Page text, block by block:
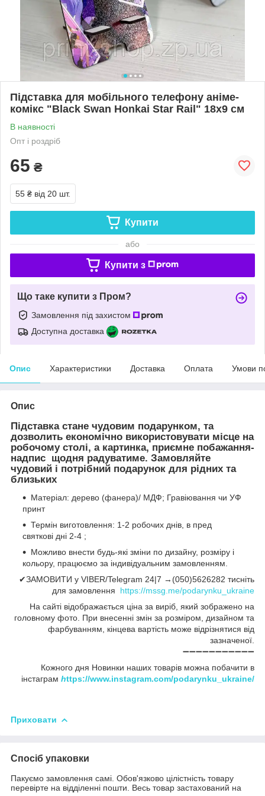
Підставка для мобільного телефону аніме-
комікс "Black Swan Honkai Star Rail" 18х9 см
В наявності
Опт і роздріб
65 ₴
55 ₴ від 20 шт.
Купити
або
Купити з
Що таке купити з Пром?
Замовлення під захистом
Доступна доставка
Опис Характеристики Доставка Оплата Умови
Опис
Підставка стане чудовим подарунком, та
дозволить економічно використовувати місце на
робочому столі, а картинка, приємне побажання-
надпис щодня радуватиме. Замовляйте
чудовий і потрібний подарунок для рідних та
близьких
Матеріал: дерево (фанера)/ МДФ; Гравіювання чи УФ
принт
Термін виготовлення: 1-2 робочих днів, в пред
святкові дні 2-4 ;
Можливо внести будь-які зміни по дизайну, розміру і
кольору, працюємо за індивідуальним замовленням.
✔ЗАМОВИТИ у VIBER/Telegram 24|7 →(050)5626282 тисніть
для замовлення https://mssg.me/podarynku_ukraine
На сайті відображається ціна за виріб, який зображено на
головному фото. При внесенні змін за розміром, дизайном та
фарбуванням, кінцева вартість може відрізнятися від
зазначеної.
➖➖➖➖➖➖➖➖➖➖➖
Кожного дня Новинки наших товарів можна побачити в
інстаграм https://www.instagram.com/podarynku_ukraine/
Приховати
Спосіб упаковки
Пакуємо замовлення самі. Обов'язково цілістність товару
перевірте на відділенні пошти. Весь товар застахований на